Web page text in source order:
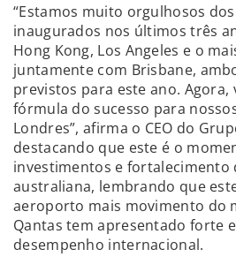
“Estamos muito orgulhosos
inaugurados nos últimos três
Hong Kong, Los Angeles e o
juntamente com Brisbane,
previstos para este ano. Agora,
fórmula do sucesso para
Londres”, afirma o CEO do
destacando que este é o
investimentos e fortalecimento
australiana, lembrando que
aeroporto mais movimento do
Qantas tem apresentado forte
desempenho internacional.